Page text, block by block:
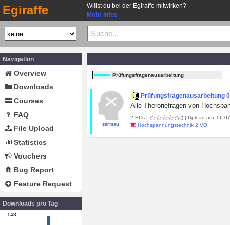
Egiraffe
Willst du bei der Egiraffe mitwirken?
Mehr Infos
Navigation
Overview
Downloads
Courses
FAQ
File Upload
Statistics
Vouchers
Bug Report
Feature Request
Downloads pro Tag
143
Prüfungsfragenausarbeitung
sarmau
Prüfungsfragenausarbeitung
Alle Theroriefragen von
2 ECs | () | Upload am:
Hochspannungstechnik 2 VO